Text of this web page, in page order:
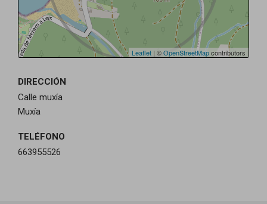
Leaflet | ©OpenStreetMapcontributors
DIRECCIÓN
Calle muxía
Muxía
TELÉFONO
663955526